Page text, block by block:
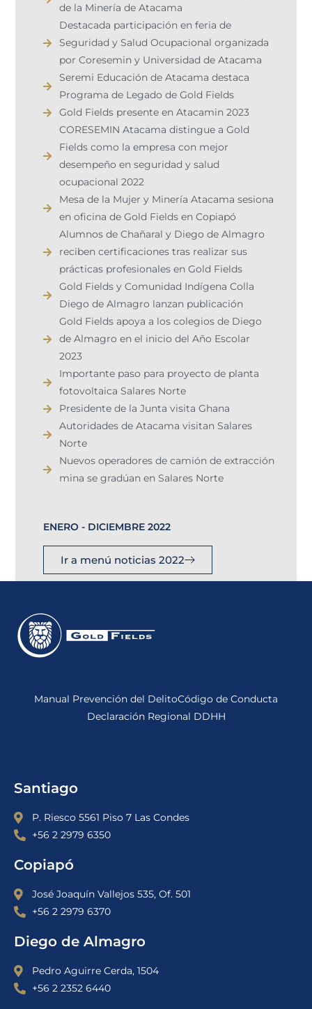
de la Minería de Atacama
Destacada participación en feria de
Seguridad y Salud Ocupacional organizada
por Coresemin y Universidad de Atacama
Seremi Educación de Atacama destaca
Programa de Legado de Gold Fields
Gold Fields presente en Atacamin 2023​
CORESEMIN Atacama distingue a Gold
Fields como la empresa con mejor
desempeño en seguridad y salud
ocupacional 2022
Mesa de la Mujer y Minería Atacama sesiona
en oficina de Gold Fields en Copiapó
Alumnos de Chañaral y Diego de Almagro
reciben certificaciones tras realizar sus
prácticas profesionales en Gold Fields
Gold Fields y Comunidad Indígena Colla
Diego de Almagro lanzan publicación
Gold Fields apoya a los colegios de Diego
de Almagro en el inicio del Año Escolar
2023
Importante paso para proyecto de planta
fotovoltaica Salares Norte
Presidente de la Junta visita Ghana
Autoridades de Atacama visitan Salares
Norte
Nuevos operadores de camión de extracción
mina se gradúan en Salares Norte
ENERO - DICIEMBRE 2022
Ir a menú noticias 2022
Manual Prevención del DelitoCódigo de Conducta
Declaración Regional DDHH
Santiago
P. Riesco 5561 Piso 7 Las Condes
+56 2 2979 6350
Copiapó
José Joaquín Vallejos 535, Of. 501
+56 2 2979 6370
Diego de Almagro
Pedro Aguirre Cerda, 1504
+56 2 2352 6440